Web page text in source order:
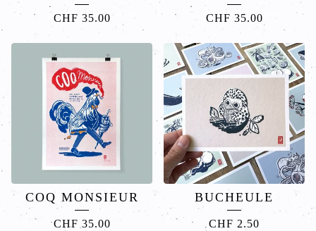
CHF 35.00 CHF35.00
COQ MONSIEUR
CHF 35.00
BUCHEULE
CHF 2.50